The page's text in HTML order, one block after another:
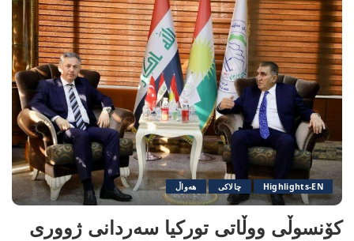
Highlights-EN چالاکی هەواڵ
کۆنسوڵی ووڵاتی تورکیا سەردانی ژووری